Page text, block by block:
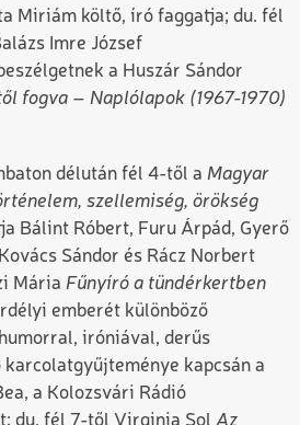
Miriám költő, író faggatja; du. fél
Imre József
a Huszár Sándor
fogva – Naplólapok (1967-1970)
délután fél 4-től a Magyar
szellemiség, örökség
Bálint Róbert, Furu Árpád, Gyerő
Sándor és Rácz Norbert
Mária Fűnyíró a tündérkertben
emberét különböző
iróniával, derűs
kapcsán a
a Kolozsvári Rádió
du. fél 7-től Virginia Sol Az